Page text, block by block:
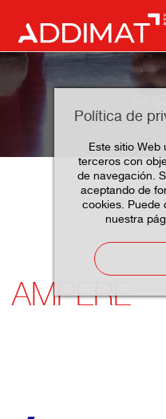
Política de
Este sitio Web
terceros con
de navegación.
aceptando de
cookies. Puede
nuestra
Home Empresas
AMPERE